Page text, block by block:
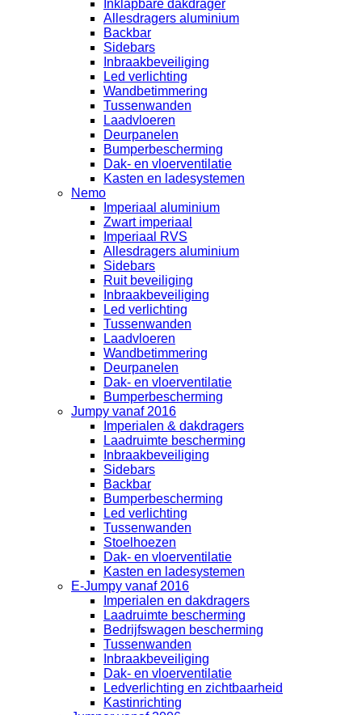
Inklapbare dakdrager
Allesdragers aluminium
Backbar
Sidebars
Inbraakbeveiliging
Led verlichting
Wandbetimmering
Tussenwanden
Laadvloeren
Deurpanelen
Bumperbescherming
Dak- en vloerventilatie
Kasten en ladesystemen
Nemo
Imperiaal aluminium
Zwart imperiaal
Imperiaal RVS
Allesdragers aluminium
Sidebars
Ruit beveiliging
Inbraakbeveiliging
Led verlichting
Tussenwanden
Laadvloeren
Wandbetimmering
Deurpanelen
Dak- en vloerventilatie
Bumperbescherming
Jumpy vanaf 2016
Imperialen & dakdragers
Laadruimte bescherming
Inbraakbeveiliging
Sidebars
Backbar
Bumperbescherming
Led verlichting
Tussenwanden
Stoelhoezen
Dak- en vloerventilatie
Kasten en ladesystemen
E-Jumpy vanaf 2016
Imperialen en dakdragers
Laadruimte bescherming
Bedrijfswagen bescherming
Tussenwanden
Inbraakbeveiliging
Dak- en vloerventilatie
Ledverlichting en zichtbaarheid
Kastinrichting